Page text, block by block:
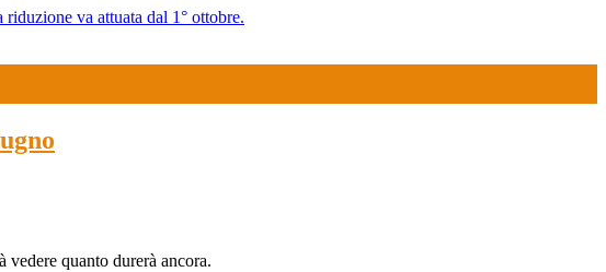
va attuata dal 1° ottobre.
vedere quanto durerà ancora.